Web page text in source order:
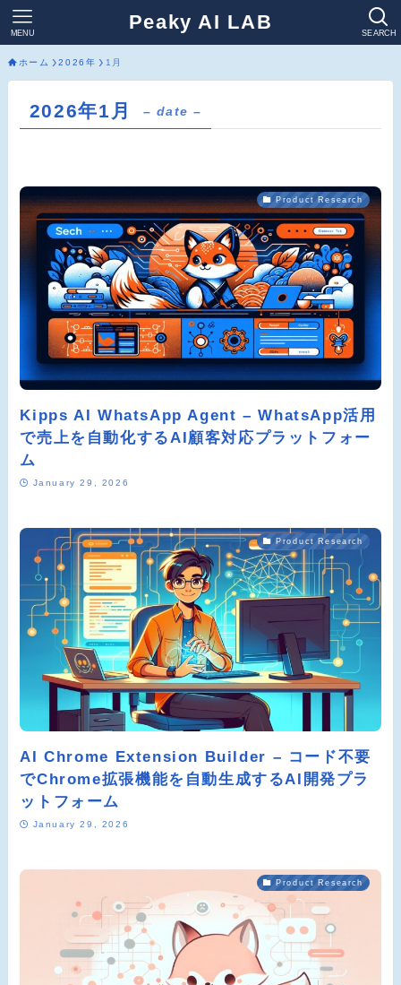
Peaky AI LAB SEARCH
MENU
ホーム 2026年 1月
2026年1月 – date –
Product Research
Kipps AI WhatsApp Agent – WhatsApp活用
で売上を自動化するAI顧客対応プラットフォー
ム
January 29, 2026
Product Research
AI Chrome Extension Builder – コード不要
でChrome拡張機能を自動生成するAI開発プラ
ットフォーム
January 29, 2026
Product Research